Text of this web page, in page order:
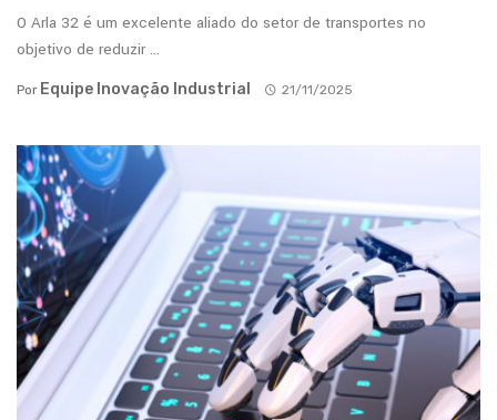
O Arla 32 é um excelente aliado do setor de transportes no
objetivo de reduzir ...
Por Equipe Inovação Industrial 21/11/2025